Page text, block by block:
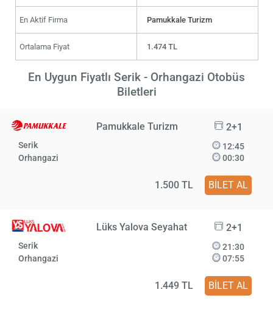
En Aktif Firma Pamukkale Turizm
Ortalama Fiyat 1.474 TL
En Uygun Fiyatlı Serik - Orhangazi Otobüs
Biletleri
Pamukkale Turizm 2+1
Serik
Orhangazi
12:45
00:30
1.500 TL BİLET AL
Lüks Yalova Seyahat 2+1
Serik
Orhangazi
21:30
07:55
1.449 TL BİLET AL